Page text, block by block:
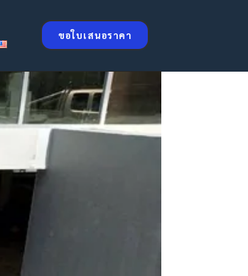
ขอใบเสนอราคา